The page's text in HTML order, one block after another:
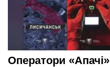
Оператори «Апачі»